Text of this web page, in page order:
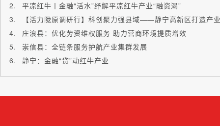
平凉红牛丨金融“活水”纾解平凉红牛产业“融资渴”
【活力陇原调研行】科创聚力强县域——静宁高新区打造产
庄浪县：优化劳资维权服务 助力营商环境提质增效
崇信县：全链条服务护航产业集群发展
静宁：金融“贷”动红牛产业